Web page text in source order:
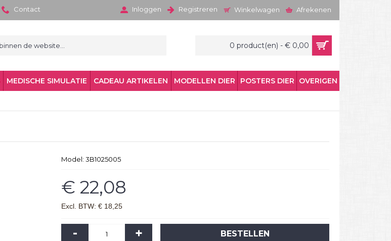
Contact Inloggen Registreren Winkelwagen Afrekenen
0 product(en) - € 0,00
MEDISCHE SIMULATIE CADEAU ARTIKELEN MODELLEN DIER POSTERS DIER OVERIGEN
Model: 3B1025005
€ 22,08
Excl. BTW: € 18,25
- + BESTELLEN